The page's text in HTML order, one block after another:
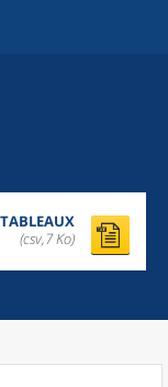
(csv,7 Ko)